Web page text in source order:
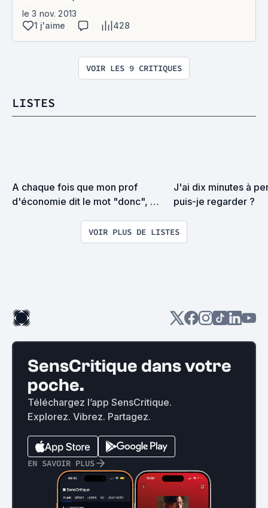
le 3 nov. 2013
1 j'aime
428
VOIR LES 9 CRITIQUES
LISTES
A chaque fois que mon prof
d'économie dit le mot "donc",
J'ai dix minutes à
puis-je regarder ?
VOIR PLUS DE LISTES
SensCritique dans votre
poche.
Téléchargez l’app SensCritique.
Explorez. Vibrez. Partagez.
EN SAVOIR PLUS